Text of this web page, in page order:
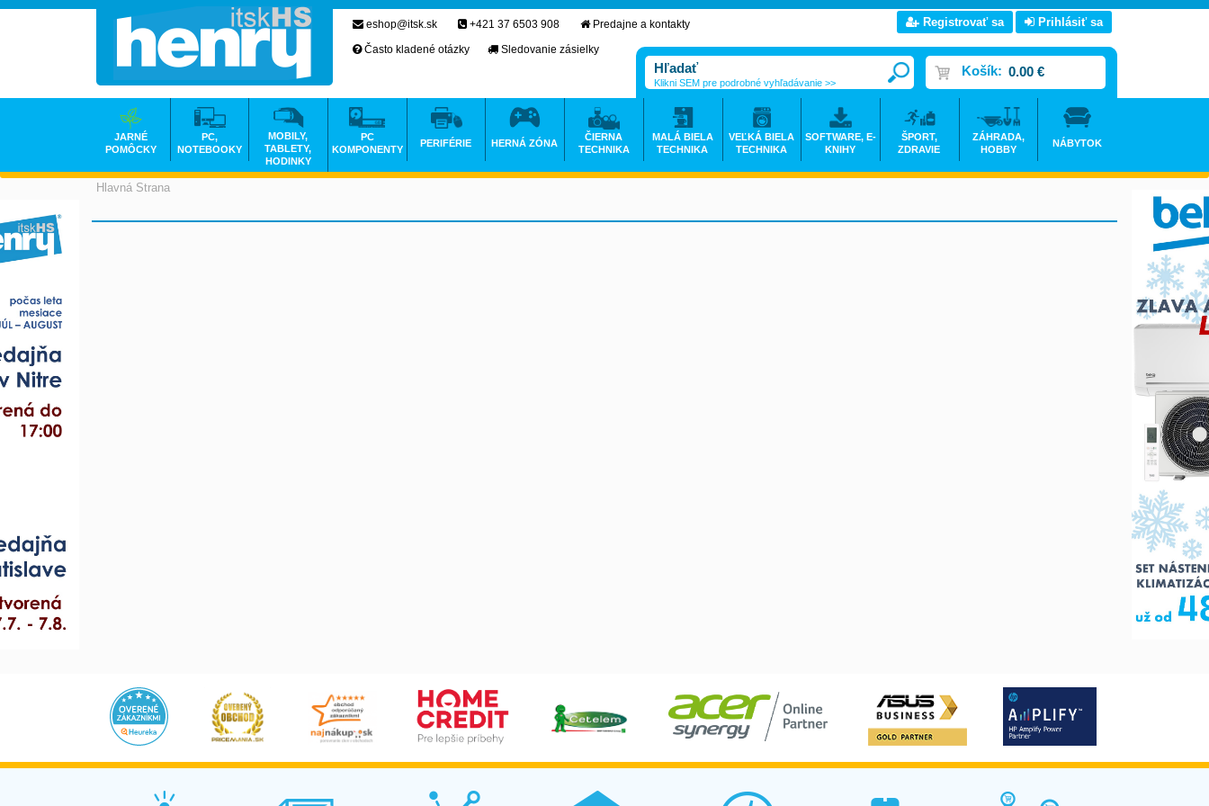
Hlavná Strana
eshop@itsk.sk +421 37 6503 908
Predajne a kontakty
Často kladené otázky
Sledovanie zásielky
Registrovať sa Prihlásiť sa
Košík: 0.00 €
Klikni SEM pre podrobné vyhľadávanie >>
JARNÉ
POMÔCKY
PC,
NOTEBOOKY
MOBILY,
TABLETY,
HODINKY
PC
KOMPONENTY
PERIFÉRIE HERNÁ ZÓNA
ČIERNA
TECHNIKA
MALÁ BIELA
TECHNIKA
VEĽKÁ BIELA
TECHNIKA
SOFTWARE, E-
KNIHY
ŠPORT,
ZDRAVIE
ZÁHRADA,
HOBBY
NÁBYTOK